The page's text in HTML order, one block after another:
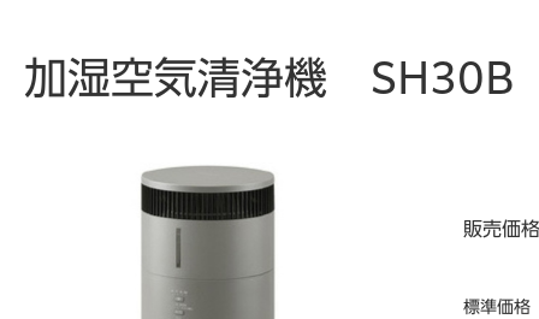
加湿空気清浄機
販売価格
標準価格